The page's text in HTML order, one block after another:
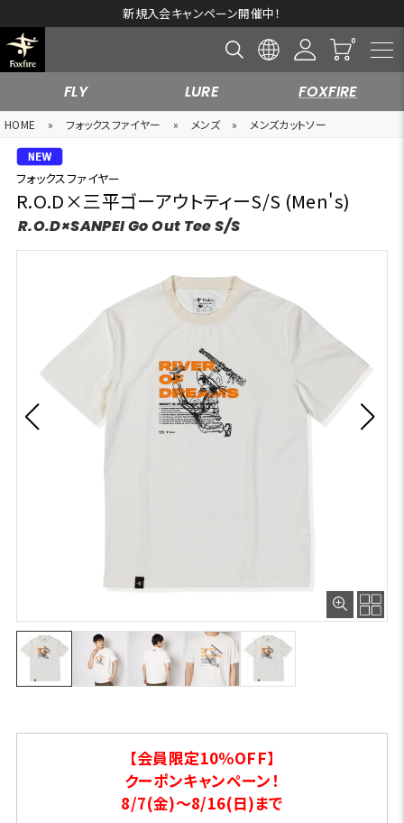
新規入会キャンペーン開催中！
FLY LURE FOXFIRE
HOME » フォックスファイヤー » メンズ » メンズカットソー
フォックスファイヤー
R.O.D×三平ゴーアウトティーS/S (Men's)
R.O.D×SANPEI Go Out Tee S/S
【会員限定10％OFF】
クーポンキャンペーン！
8/7(金)～8/16(日)まで